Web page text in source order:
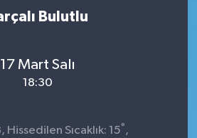
Bulutlu
17 Mart Salı
18:30
Hissedilen Sıcaklık: 15° ,